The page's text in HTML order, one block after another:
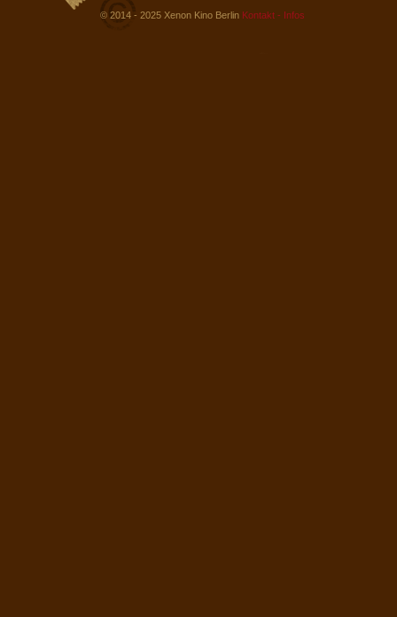
© 2014 - 2025 Xenon Kino Berlin Kontakt - Infos